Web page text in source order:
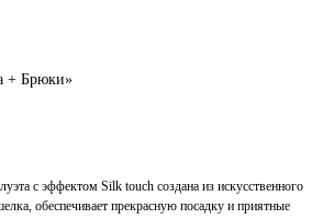
+ Брюки»
с эффектом Silk touch создана из искусственного
обеспечивает прекрасную посадку и приятные